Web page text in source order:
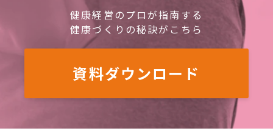
健康経営のプロが指南する
健康づくりの秘訣がこちら
資料ダウンロード